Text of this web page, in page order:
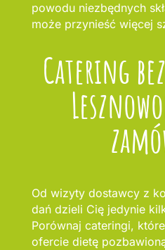
powodu niezbędnych
może przynieść więcej
Catering
Od wizyty dostawcy z
dań dzieli Cię jedynie
Porównaj cateringi,
ofercie dietę